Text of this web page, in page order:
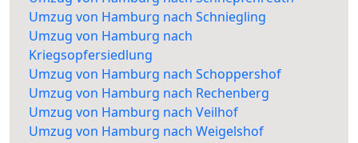
Umzug von Hamburg nach Schniegling
Umzug von Hamburg nach
Kriegsopfersiedlung
Umzug von Hamburg nach Schoppershof
Umzug von Hamburg nach Rechenberg
Umzug von Hamburg nach Veilhof
Umzug von Hamburg nach Weigelshof